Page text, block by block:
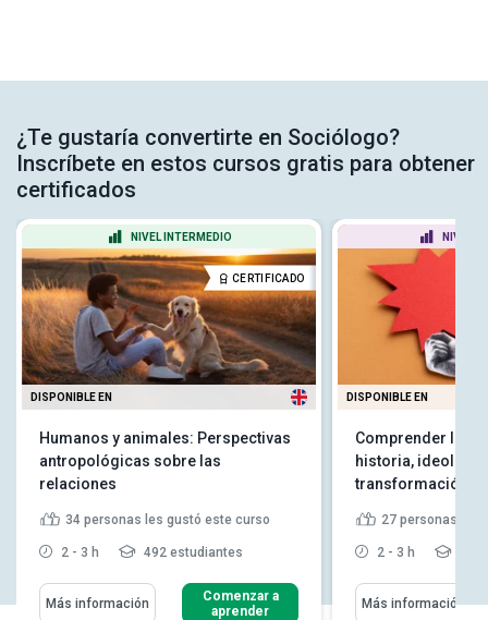
¿Te gustaría convertirte en Sociólogo?
Inscríbete en estos cursos gratis para obtener
certificados
NIVEL INTERMEDIO
CERTIFICADO
DISPONIBLE EN
Humanos y animales: Perspectivas
antropológicas sobre las
relaciones
34 personas les gustó este curso
2 - 3 h 492 estudiantes
Más información
Comenzar a
aprender
NIVEL
DISPONIBLE EN
Comprender las
historia,
transformación
27 personas les
2 - 3 h
Más información